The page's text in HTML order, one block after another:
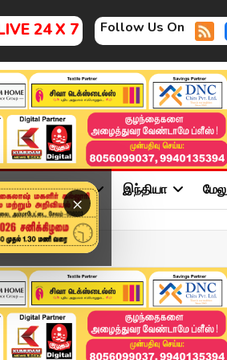
24 X 7 Follow Us On
×
விளையாட்டு இந்தியா